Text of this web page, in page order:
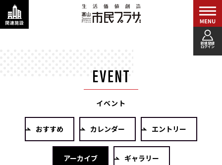
新規登録
ログイン
イベント
おすすめ カレンダー エントリー
アーカイブ ギャラリー